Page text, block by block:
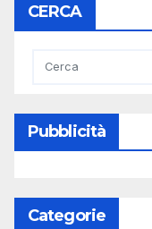
CERCA
Pubblicità
Categorie